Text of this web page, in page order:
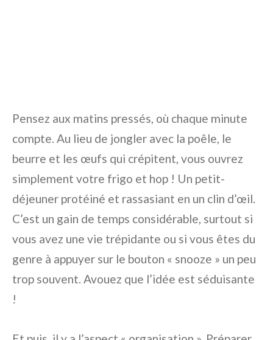
Pensez aux matins pressés, où chaque minute
compte. Au lieu de jongler avec la poêle, le
beurre et les œufs qui crépitent, vous ouvrez
simplement votre frigo et hop ! Un petit-
déjeuner protéiné et rassasiant en un clin d’œil.
C’est un gain de temps considérable, surtout si
vous avez une vie trépidante ou si vous êtes du
genre à appuyer sur le bouton « snooze » un peu
trop souvent. Avouez que l’idée est séduisante
!